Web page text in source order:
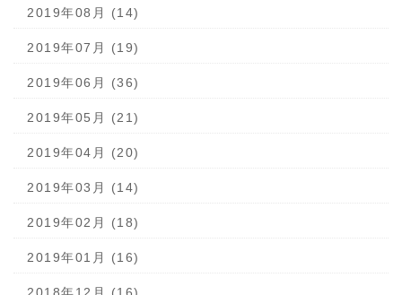
2019年08月 (14)
2019年07月 (19)
2019年06月 (36)
2019年05月 (21)
2019年04月 (20)
2019年03月 (14)
2019年02月 (18)
2019年01月 (16)